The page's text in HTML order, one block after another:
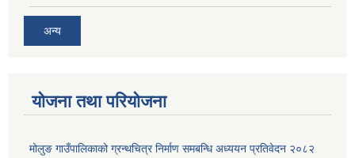
अन्य
योजना तथा परियोजना
मोलुङ गाउँपालिकाको ग्रन्थचित्र निर्माण समबन्धि अध्ययन प्रतिवेदन २०८२